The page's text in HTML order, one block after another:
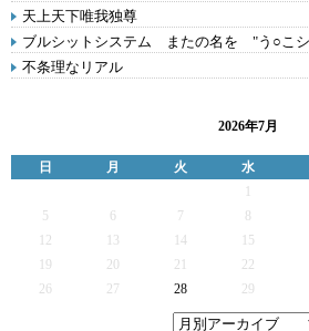
天上天下唯我独尊
ブルシットシステム またの名を "う○こ
不条理なリアル
2026年7月
日 月 火 水
5
6 7
12
13 14 15
19
20 21 22
26
27 28 29